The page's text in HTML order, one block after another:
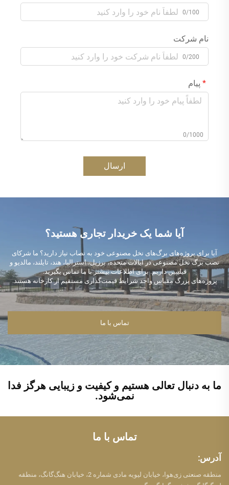
0/100
نام شرکت
0/200
پیام
0/1000
ارسال
آیا شما یک خریدار تجاری هستید؟
آیا برای پروژه‌های برگ‌های نخل مصنوعی خود به نصاب نیاز دارید؟ ما شرکای
نصب برگ نخل مصنوعی در ایالات متحده، برزیل، استرالیا، هند، تایلند، مالدیو و
فیلیپین داریم. برای اطلاعات بیشتر با ما تماس بگیرید.
پروژه‌های بزرگ مقیاس واجد شرایط قیمت‌گذاری مستقیم از کارخانه هستند.
تماس با ما
ما به دنبال تعالی هستیم و کیفیت و زیبایی هرگز فدا
نمی‌شود.
تماس با ما
آدرس:
منطقه صنعتی زی‌هوا، خیابان لیویه مادی شماره 2، خیابان هنگ‌گانگ، منطقه